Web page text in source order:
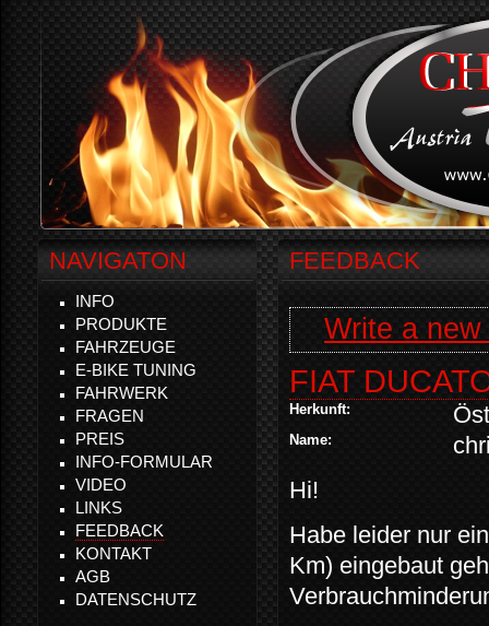
FEEDBACK
Write a
FIAT
Herkunft:
Name:
Hi!
Habe leider nur
Km) eingebaut
NAVIGATON
INFO
PRODUKTE
FAHRZEUGE
E-BIKE TUNING
FAHRWERK
FRAGEN
PREIS
INFO-FORMULAR
VIDEO
LINKS
FEEDBACK
KONTAKT
AGB
DATENSCHUTZ